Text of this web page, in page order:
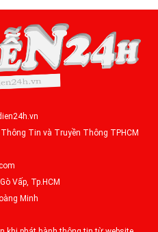
Tin và Truyền Thông TPHCM
Vấp, Tp.HCM
Minh